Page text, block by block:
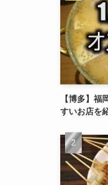
【博多】福
すいお店を